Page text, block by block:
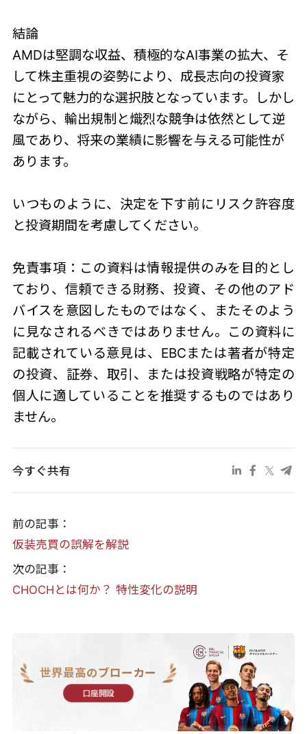
結論
AMDは堅調な収益、積極的なAI事業の拡大、そ
して株主重視の姿勢により、成長志向の投資家
にとって魅力的な選択肢となっています。しかし
ながら、輸出規制と熾烈な競争は依然として逆
風であり、将来の業績に影響を与える可能性が
あります。
いつものように、決定を下す前にリスク許容度
と投資期間を考慮してください。
免責事項：この資料は情報提供のみを目的とし
ており、信頼できる財務、投資、その他のアド
バイスを意図したものではなく、またそのよう
に見なされるべきではありません。この資料に
記載されている意見は、EBCまたは著者が特定
の投資、証券、取引、または投資戦略が特定の
個人に適していることを推奨するものではあり
ません。
今すぐ共有
前の記事：
仮装売買の誤解を解説
次の記事：
CHOCHとは何か？ 特性変化の説明
世界最高のブローカー
口座開設